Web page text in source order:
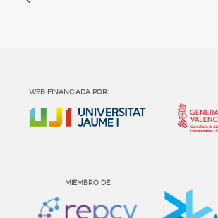
WEB FINANCIADA POR:
MIEMBRO DE: